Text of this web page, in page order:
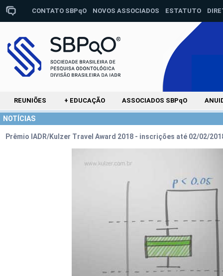
CONTATO SBPqO NOVOS ASSOCIADOS ESTATUTO
REUNIÕES + EDUCAÇÃO ASSOCIADOS SBPqO
NOTÍCIAS
Prêmio IADR/Kulzer Travel Award 2018 - inscrições até 02/02/